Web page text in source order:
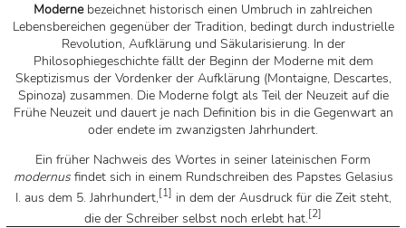
Modernebezeichnet historisch einen Umbruch in zahlreichen
Lebensbereichen gegenüber der Tradition, bedingt durch industrielle
Revolution, Aufklärung und Säkularisierung. In der
Philosophiegeschichte fällt der Beginn der Moderne mit dem
Skeptizismus der Vordenker der Aufklärung (Montaigne, Descartes,
Spinoza) zusammen. Die Moderne folgt als Teil der Neuzeit auf die
Frühe Neuzeit und dauert je nach Definition bis in die Gegenwart an
oder endete im zwanzigsten Jahrhundert.
Ein früher Nachweis des Wortes in seiner lateinischen Form
modernusfindet sich in einem Rundschreiben des Papstes Gelasius
I. aus dem 5. Jahrhundert,[1] in dem der Ausdruck für die Zeit steht,
die der Schreiber selbst noch erlebt hat.[2]